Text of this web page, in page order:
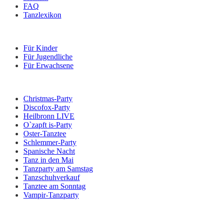
FAQ
Tanzlexikon
Für Kinder
Für Jugendliche
Für Erwachsene
Christmas-Party
Discofox-Party
Heilbronn LIVE
O`zapft is-Party
Oster-Tanztee
Schlemmer-Party
Spanische Nacht
Tanz in den Mai
Tanzparty am Samstag
Tanzschuhverkauf
Tanztee am Sonntag
Vampir-Tanzparty